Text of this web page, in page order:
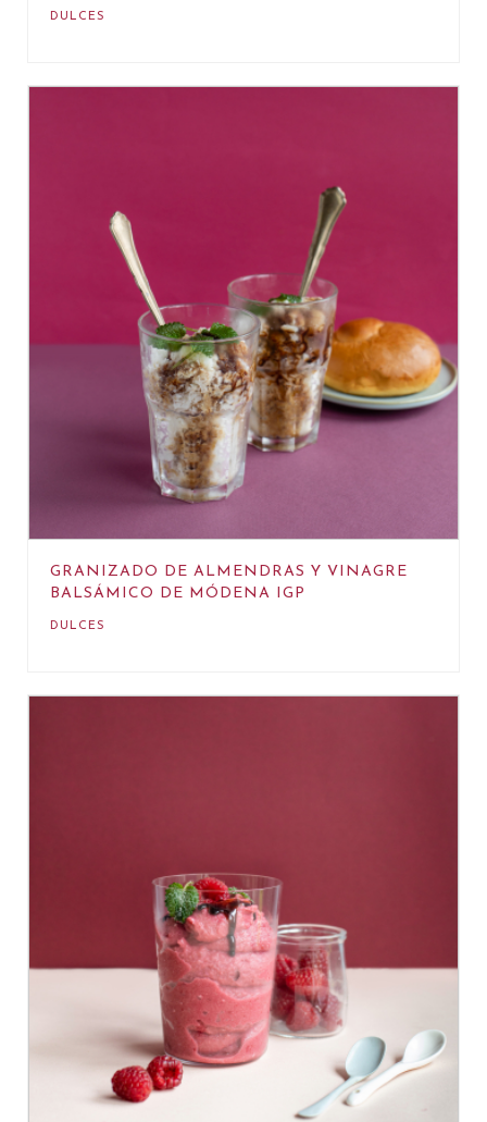
DULCES
GRANIZADO DE ALMENDRAS Y VINAGRE
BALSÁMICO DE MÓDENA IGP
DULCES